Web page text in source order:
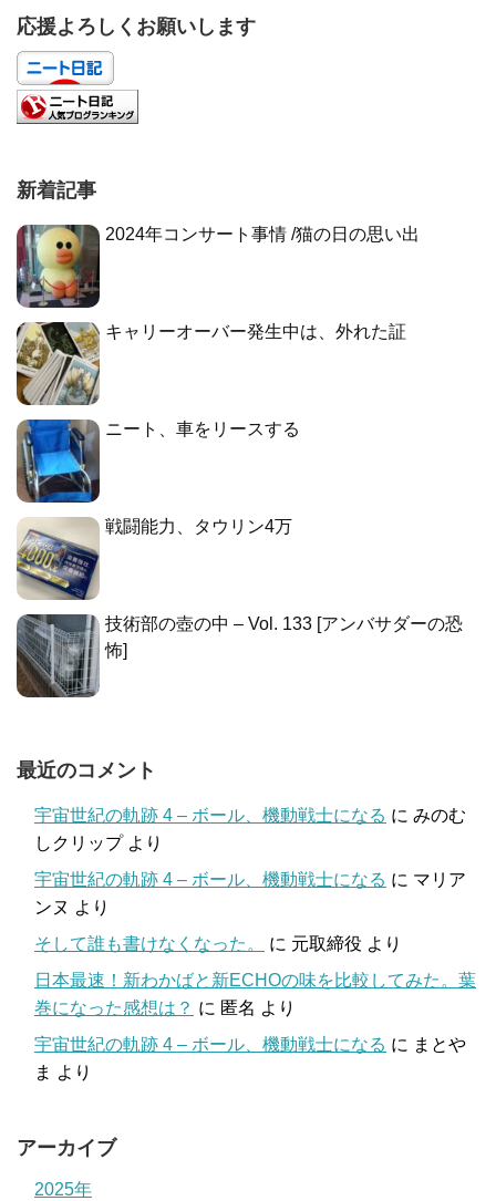
応援よろしくお願いします
新着記事
2024年コンサート事情 /猫の日の思い出
キャリーオーバー発生中は、外れた証
ニート、車をリースする
戦闘能力、タウリン4万
技術部の壺の中 – Vol. 133 [アンバサダーの恐
怖]
最近のコメント
宇宙世紀の軌跡 4 – ボール、機動戦士になる に みのむ
しクリップより
宇宙世紀の軌跡 4 – ボール、機動戦士になる に マリア
ンヌ より
そして誰も書けなくなった。
に 元取締役 より
日本最速！新わかばと新ECHOの味を比較してみた。葉
巻になった感想は？ に 匿名 より
宇宙世紀の軌跡 4 – ボール、機動戦士になる に まとや
ま より
アーカイブ
2025年